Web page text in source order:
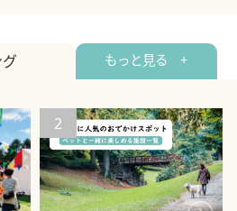
もっと見る +
2